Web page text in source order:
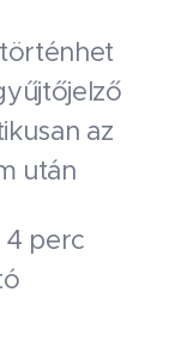
az
után
4 perc